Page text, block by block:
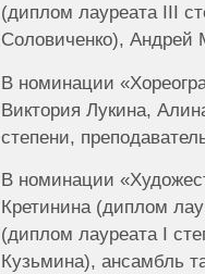
(диплом лауреата III
Соловиченко), Андрей
В номинации
Виктория Лукина,
степени,
В номинации
Кретинина (диплом
(диплом лауреата I
Кузьмина), ансамбль